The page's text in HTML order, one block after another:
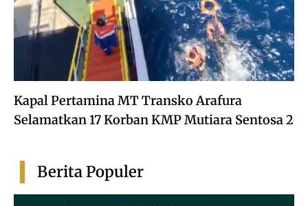
Kapal Pertamina MT Transko Arafura
Selamatkan 17 Korban KMP Mutiara Sentosa 2
Berita Populer